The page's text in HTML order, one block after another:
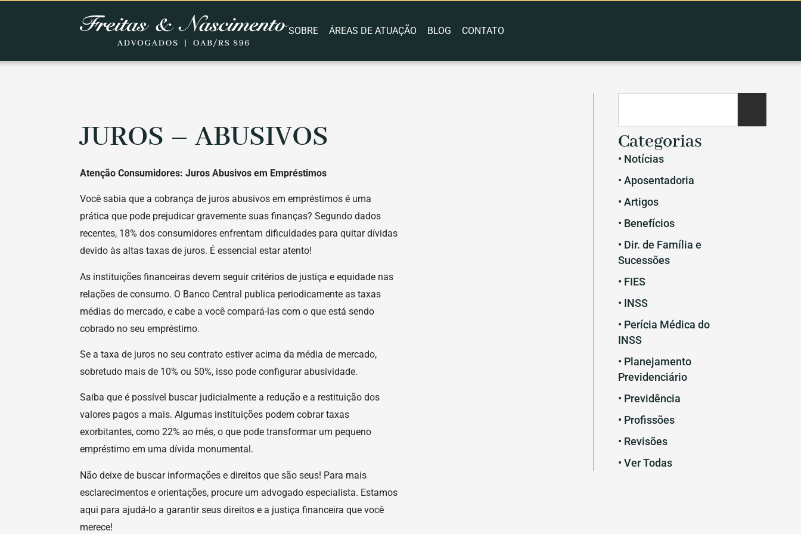
SOBRE ÁREAS DE ATUAÇÃO BLOG CONTATO
JUROS – ABUSIVOS
Atenção Consumidores: Juros Abusivos em Empréstimos
Você sabia que a cobrança de juros abusivos em empréstimos é uma
prática que pode prejudicar gravemente suas finanças? Segundo dados
recentes, 18% dos consumidores enfrentam dificuldades para quitar dívidas
devido às altas taxas de juros. É essencial estar atento!
As instituições financeiras devem seguir critérios de justiça e equidade nas
relações de consumo. O Banco Central publica periodicamente as taxas
médias do mercado, e cabe a você compará-las com o que está sendo
cobrado no seu empréstimo.
Se a taxa de juros no seu contrato estiver acima da média de mercado,
sobretudo mais de 10% ou 50%, isso pode configurar abusividade.
Saiba que é possível buscar judicialmente a redução e a restituição dos
valores pagos a mais. Algumas instituições podem cobrar taxas
exorbitantes, como 22% ao mês, o que pode transformar um pequeno
empréstimo em uma dívida monumental.
Não deixe de buscar informações e direitos que são seus! Para mais
esclarecimentos e orientações, procure um advogado especialista. Estamos
aqui para ajudá-lo a garantir seus direitos e a justiça financeira que você
merece!
Categorias
• Notícias
• Aposentadoria
• Artigos
• Benefícios
• Dir. de Família e
Sucessões
• FIES
• INSS
• Perícia Médica do
INSS
• Planejamento
Previdenciário
• Previdência
• Profissões
• Revisões
• Ver Todas